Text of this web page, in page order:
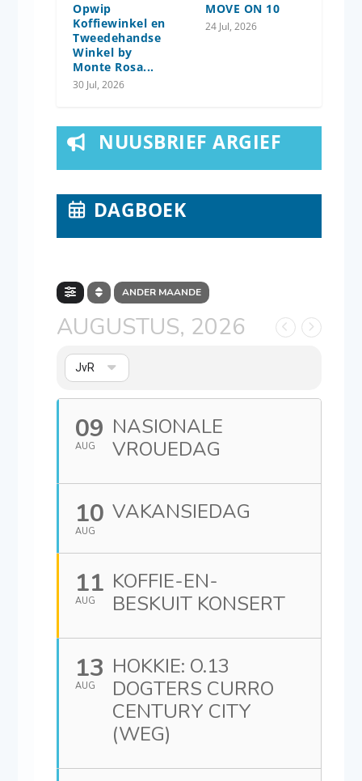
Opwip
Koffiewinkel en
Tweedehandse
Winkel by
Monte Rosa...
30 Jul, 2026
MOVE ON 10
24 Jul, 2026
NUUSBRIEF ARGIEF
DAGBOEK
ANDER MAANDE
AUGUSTUS, 2026
JvR
09
AUG
NASIONALE
VROUEDAG
10
AUG
VAKANSIEDAG
11
AUG
KOFFIE-EN-
BESKUIT KONSERT
13
AUG
HOKKIE: O.13
DOGTERS CURRO
CENTURY CITY
(WEG)